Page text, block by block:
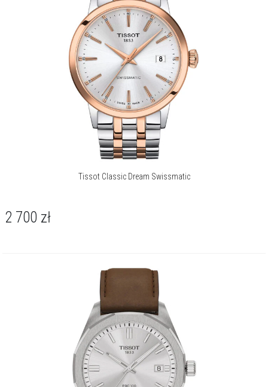
Tissot Classic Dream Swissmatic
2 700 zł